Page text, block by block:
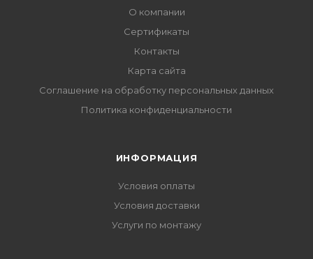
О компании
Сертификаты
Контакты
Карта сайта
Соглашение на обработку персональных данных
Политика конфиденциальности
ИНФОРМАЦИЯ
Условия оплаты
Условия доставки
Услуги по монтажу